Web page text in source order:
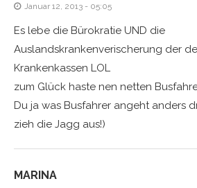
Januar 12, 2013 - 05:05
Es lebe die Bürokratie UND die
Auslandskrankenverischerung der
Krankenkassen LOL
zum Glück haste nen netten
Du ja was Busfahrer angeht anders
zieh die Jagg aus!)
MARINA